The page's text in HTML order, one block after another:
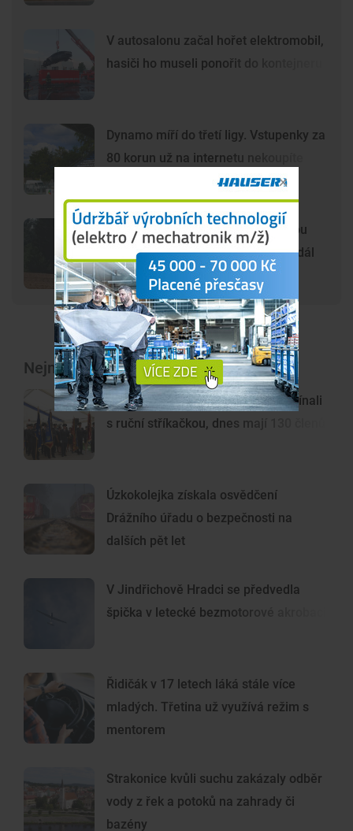
V autosalonu začal hořet elektromobil,
hasiči ho museli ponořit do kontejneru
Dynamo míří do třetí ligy. Vstupenky za
80 korun už na internetu nekoupíte
Šelma na jihu Čech? Záběry mohou
zachycovat kočku, policie hlášení dál
prověřuje
Nejnovější články
Hasiči z Mokrého slaví sto let. Začínali
s ruční stříkačkou, dnes mají 130 členů
Úzkokolejka získala osvědčení
Drážního úřadu o bezpečnosti na
dalších pět let
V Jindřichově Hradci se předvedla
špička v letecké bezmotorové akrobacii
Řidičák v 17 letech láká stále více
mladých. Třetina už využívá režim s
mentorem
Strakonice kvůli suchu zakázaly odběr
vody z řek a potoků na zahrady či
bazény